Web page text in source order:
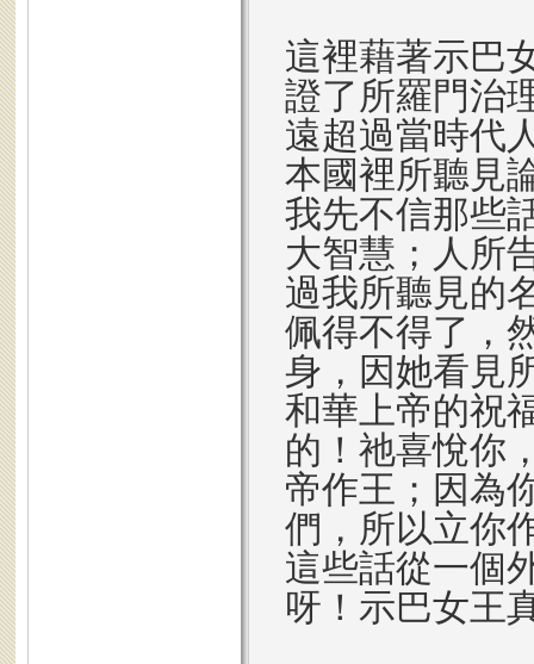
這裡藉著示巴
證了所羅門治
遠超過當時代
本國裡所聽見
我先不信那些
大智慧；人所
過我所聽見的
佩得不得了，
身，因她看見
和華上帝的祝
的！祂喜悅你
帝作王；因為
們，所以立你
這些話從一個
呀！示巴女王